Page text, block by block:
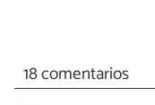
18 comentarios